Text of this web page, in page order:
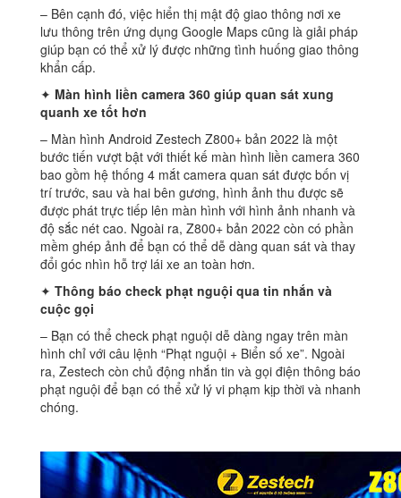
– Bên cạnh đó, việc hiển thị mật độ giao thông nơi xe
lưu thông trên ứng dụng Google Maps cũng là giải pháp
giúp bạn có thể xử lý được những tình huống giao thông
khẩn cấp.
✦ Màn hình liền camera 360 giúp quan sát xung
quanh xe tốt hơn
– Màn hình Android Zestech Z800+ bản 2022 là một
bước tiến vượt bật với thiết kế màn hình liền camera 360
bao gồm hệ thống 4 mắt camera quan sát được bốn vị
trí trước, sau và hai bên gương, hình ảnh thu được sẽ
được phát trực tiếp lên màn hình với hình ảnh nhanh và
độ sắc nét cao. Ngoài ra, Z800+ bản 2022 còn có phần
mềm ghép ảnh để bạn có thể dễ dàng quan sát và thay
đổi góc nhìn hỗ trợ lái xe an toàn hơn.
✦ Thông báo check phạt nguội qua tin nhắn và
cuộc gọi
– Bạn có thể check phạt nguội dễ dàng ngay trên màn
hình chỉ với câu lệnh “Phạt nguội + Biển số xe”. Ngoài
ra, Zestech còn chủ động nhắn tin và gọi điện thông báo
phạt nguội để bạn có thể xử lý vi phạm kịp thời và nhanh
chóng.